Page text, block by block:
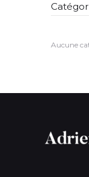
Aucune